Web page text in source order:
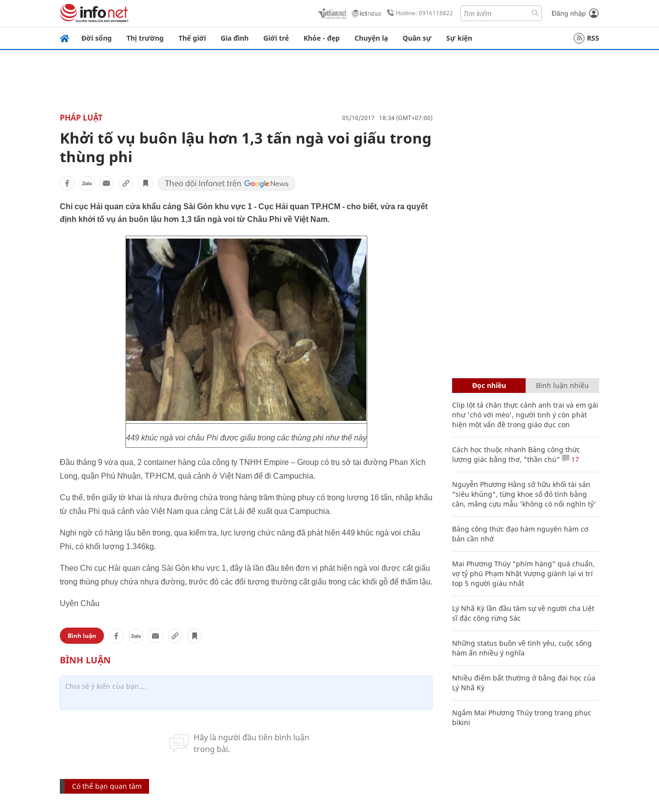
Hotline: 0916118822 Đăng nhập
Đời sống Thị trường Thế giới Gia đình Giới trẻ Khỏe - đẹp Chuyện lạ Quân sự Sự kiện RSS
PHÁP LUẬT 05/10/2017 18:34 (GMT+07:00)
Khởi tố vụ buôn lậu hơn 1,3 tấn ngà voi giấu trong
thùng phi
Chi cục Hải quan cửa khẩu cảng Sài Gòn khu vực 1 - Cục Hải quan TP.HCM - cho biết, vừa ra quyết
định khởi tố vụ án buôn lậu hơn 1,3 tấn ngà voi từ Châu Phi về Việt Nam.
449 khúc ngà voi châu Phi được giấu trong các thùng phi như thế này
Đầu tháng 9 vừa qua, 2 container hàng của công ty TNHH Empire – Group có trụ sở tại đường Phan Xích
Long, quận Phú Nhuận, TP.HCM, quá cảnh ở Việt Nam để đi Campuchia.
Cụ thể, trên giấy tờ khai là nhựa đường chứa trong hàng trăm thùng phuy có trọng lượng 16 tấn, nhập khẩu
từ châu Phi quá cảnh vào Việt Nam qua cảng Cát Lái để xuất qua Campuchia.
Nghi ngờ có hàng lậu bên trong, qua kiểm tra, lực lượng chức năng đã phát hiện 449 khúc ngà voi châu
Phi, có khối lượng 1.346kg.
Theo Chi cục Hải quan cảng Sài Gòn khu vực 1, đây là lần đầu tiên đơn vị phát hiện ngà voi được cất giấu
trong thùng phuy chứa nhựa đường, trước đó các đối tượng thường cất giấu trong các khối gỗ để thẩm lậu.
Uyên Châu
Bình luận
Có thể bạn quan tâm
Đọc nhiều Bình luận nhiều
Clip lột tả chân thực cảnh anh trai và em gái
như 'chó với mèo', người tinh ý còn phát
hiện một vấn đề trong giáo dục con
Cách học thuộc nhanh Bảng công thức
lượng giác bằng thơ, "thần chú"
17
Nguyễn Phương Hằng sở hữu khối tài sản
"siêu khủng", từng khoe sổ đỏ tính bằng
cân, mắng cựu mẫu 'không có nổi nghìn tỷ'
Bảng công thức đạo hàm nguyên hàm cơ
bản cần nhớ
Mai Phương Thúy "phím hàng" quá chuẩn,
vợ tỷ phú Phạm Nhật Vượng giành lại vị trí
top 5 người giàu nhất
Lý Nhã Kỳ lần đầu tâm sự về người cha Liệt
sĩ đặc công rừng Sác
Những status buồn về tình yêu, cuộc sống
hàm ẩn nhiều ý nghĩa
Nhiều điểm bất thường ở bằng đại học của
Lý Nhã Kỳ
Ngắm Mai Phương Thúy trong trang phục
bikini